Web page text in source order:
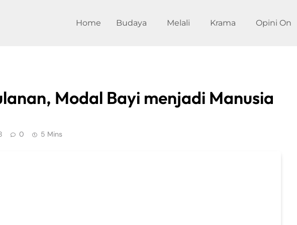
Home Budaya Melali Krama Opini On
Modal Bayi menjadi Manusia
0 5 Mins